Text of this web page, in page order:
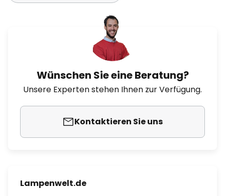
Wünschen Sie eine Beratung?
Unsere Experten stehen Ihnen zur Verfügung.
Kontaktieren Sie uns
Lampenwelt.de